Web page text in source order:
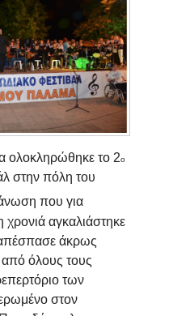
ολοκληρώθηκε το 2ο
στην πόλη του
που για
αγκαλιάστηκε
άκρως
από όλους τους
των
στον